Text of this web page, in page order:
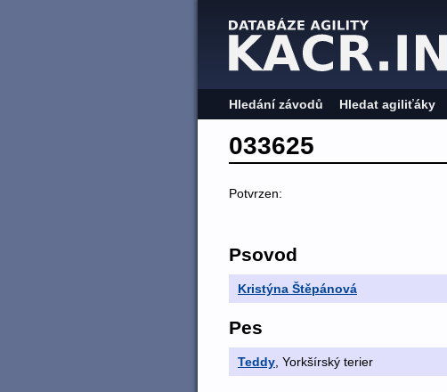
Hledání závodů Hledat agiliťáky
033625
Potvrzen:
Psovod
Kristýna Štěpánová
Pes
Teddy, Yorkšírský terier